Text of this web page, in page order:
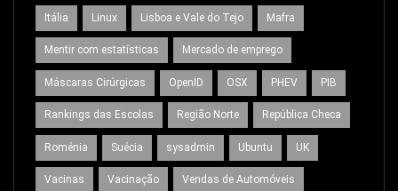
Itália Linux Lisboa e Vale do Tejo Mafra
Mentir com estatísticas Mercado de emprego
Máscaras Cirúrgicas OpenID OSX PHEV PIB
Rankings das Escolas Região Norte República Checa
Roménia Suécia sysadmin Ubuntu UK
Vacinas Vacinação Vendas de Automóveis